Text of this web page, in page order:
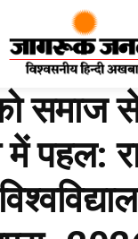
को समाज
में पहल: